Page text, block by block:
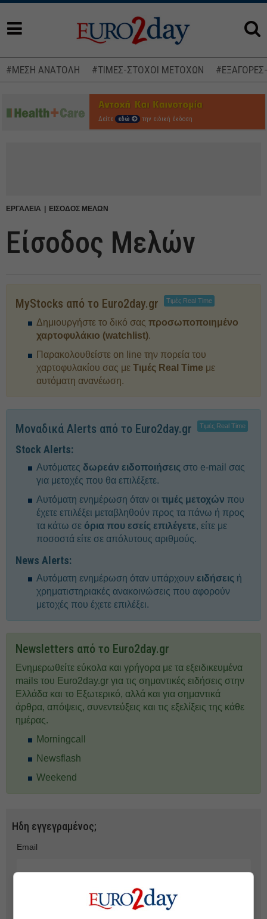
#ΜΕΣΗ ΑΝΑΤΟΛΗ #ΤΙΜΕΣ-ΣΤΟΧΟΙ ΜΕΤΟΧΩΝ
Δείτε εδώ την ειδική έκδοση
ΕΡΓΑΛΕΙΑ ΕΙΣΟΔΟΣ ΜΕΛΩΝ
Είσοδος Μελών
MyStocks από το Euro2day.gr Τιμές Real Time
Δημιουργήστε το δικό σας προσωποποιημένο
χαρτοφυλάκιο (watchlist).
Παρακολουθείστε on line την πορεία του
χαρτοφυλακίου σας με Τιμές Real Time με
αυτόματη ανανέωση.
Μοναδικά Alerts από το Euro2day.gr Τιμές Real Time
Stock Alerts:
Αυτόματες δωρεάν ειδοποιήσεις στο e-mail σας
για μετοχές που θα επιλέξετε.
Αυτόματη ενημέρωση όταν οι τιμές μετοχών που
έχετε επιλέξει μεταβληθούν προς τα πάνω ή προς
τα κάτω σε όρια που εσείς επιλέγετε, είτε με
ποσοστά είτε σε απόλυτους αριθμούς.
News Alerts:
Αυτόματη ενημέρωση όταν υπάρχουν ειδήσεις ή
χρηματιστηριακές ανακοινώσεις που αφορούν
μετοχές που έχετε επιλέξει.
Newsletters από το Euro2day.gr
Ενημερωθείτε εύκολα και γρήγορα με τα εξειδικευμένα
mails του Euro2day.gr για τις σημαντικές ειδήσεις στην
Ελλάδα και το Εξωτερικό, αλλά και για σημαντικά
άρθρα, απόψεις, συνεντεύξεις και τις εξελίξεις της κάθε
ημέρας.
Morningcall
Newsflash
Weekend
Ηδη εγγεγραμένος;
Email